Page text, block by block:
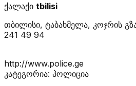
ქალაქი tbilisi
თბილისი, ტაბახმელა, კოჯრის
241 49 94
http://www.police.ge
კატეგორია: პოლიცია